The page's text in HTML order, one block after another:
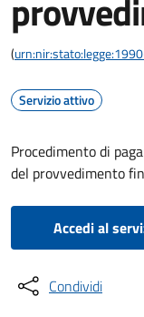
(
Servizio attivo
Procedimento di
del provvedimento
Accedi al
Condividi